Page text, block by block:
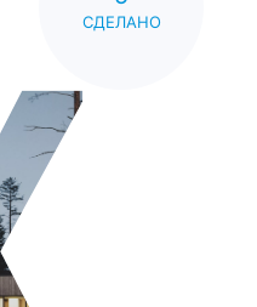
СДЕЛАНО